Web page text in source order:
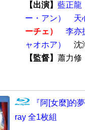
【出演】 藍正龍
ー・アン）
天
ーチェ）
李亦
ャオホア）
沈
【監督】 蕭力
『阿[女麼]的
ray 全1枚組